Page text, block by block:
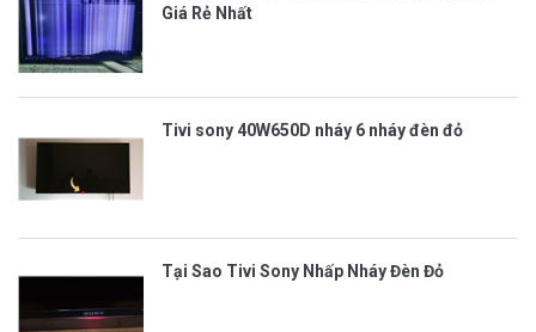
Giá Rẻ Nhất
Tivi sony 40W650D nháy 6 nháy đèn đỏ
Tại Sao Tivi Sony Nhấp Nháy Đèn Đỏ